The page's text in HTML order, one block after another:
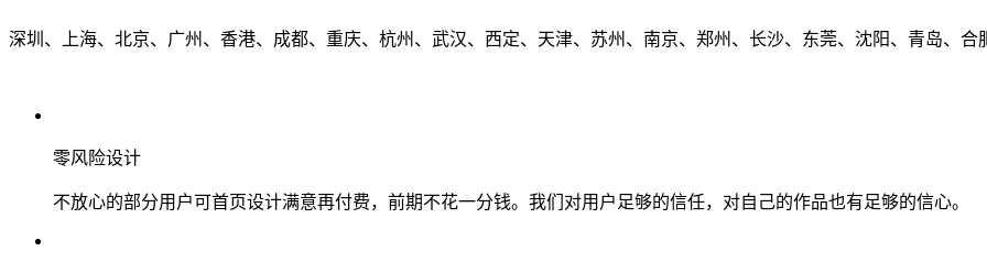
深圳、上海、北京、广州、香港、成都、重庆、杭州、武汉、西定、天津、苏州、南京、郑州、长沙、东莞、沈阳、青岛、合
零风险设计
不放心的部分用户可首页设计满意再付费，前期不花一分钱。我们对用户足够的信任，对自己的作品也有足够的信心。